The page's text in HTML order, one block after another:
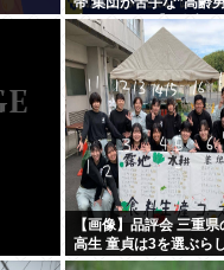
生きていく？】孤独死
も…専門家 「8日以上
いのも圧倒的に男性」
【画像】品評会 三重
高生 童貞は3を選ぶら